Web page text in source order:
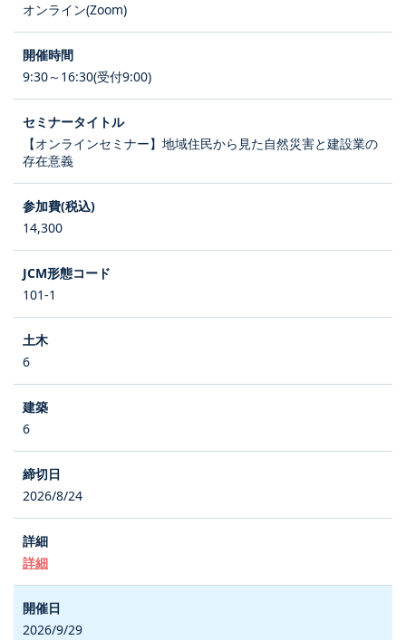
オンライン(Zoom)
9:30～16:30(受付9:00)
【オンラインセミナー】地域住民から見た自然災害と建設業の
存在意義
14,300
101-1
6
6
2026/8/24
詳細
2026/9/29